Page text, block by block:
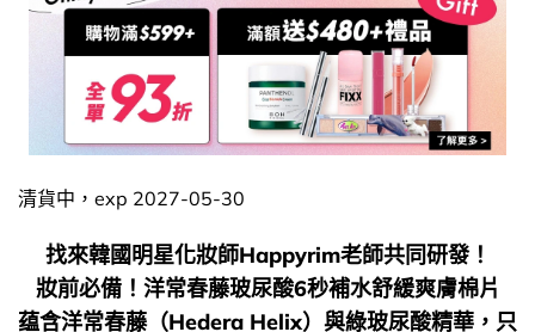
清貨中，exp 2027-05-30
找來韓國明星化妝師Happyrim老師共同研發！
妝前必備！洋常春藤玻尿酸6秒補水舒緩爽膚棉片
蕴含洋常春藤（Hedera Helix）與綠玻尿酸精華，只